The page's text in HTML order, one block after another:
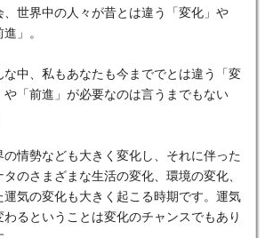
、世界中の人々が昔とは違う「変化」や
進」。
な中、私もあなたも今まででとは違う「変
や「前進」が必要なのは言うまでもない
の情勢なども大きく変化し、それに伴った
タのさまざまな生活の変化、環境の変化、
運気の変化も大きく起こる時期です。運気
わるということは変化のチャンスでもあり